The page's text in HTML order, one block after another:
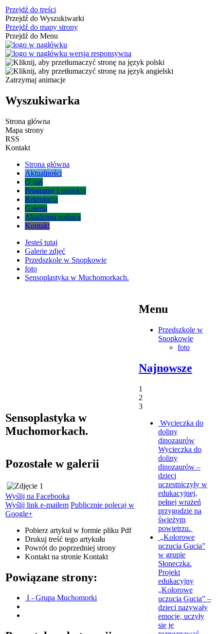
Przejdź do treści
Przejdź do Wyszukiwarki
Przejdź do mapy strony
Przejdź do Menu
Zatrzymaj animacje
Wyszukiwarka
Strona główna
Mapa strony
RSS
Kontakt
Strona główna
Aktualności
O nas
Programy i projekty
Rekrutacja
Galeria
Akademia rodzica
Kontakt
Jesteś tutaj
Galerie zdjęć
Przedszkole w Snopkowie
foto
Sensoplastyka w Muchomorkach.
Sensoplastyka w
Muchomorkach.
Pozostałe w galerii
Wyślij na Facebooka
Wyślij link e-mailem Publicznie polecaj w
Google+
Pobierz artykuł w formie pliku Pdf
Drukuj treść tego artykułu
Powrót do poprzedniej strony
Kontakt na stronie Kontakt
Powiązane strony:
I - Grupa Muchomorki
Menu
Przedszkole w
Snopkowie
foto
Najnowsze
1
2
3
Wycieczka do
doliny
dinozaurów
Wycieczka do
doliny
dinozaurów –
dzieci
uczestniczyły w
edukacyjnej,
pełnej wrażeń
przygodzie na
świeżym
powietrzu.
„Kolorowe
uczucia Gucia”
w grupie
Słoneczka.
Projekt
edukacyjny
„Kolorowe
uczucia Gucia” –
dzieci nazywały
emocje, uczyły
się je